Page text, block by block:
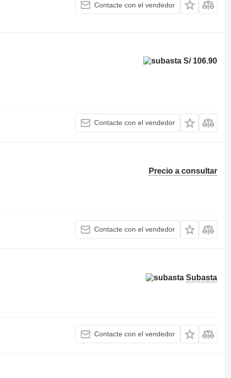
Contacte con el vendedor
S/ 106.90
Contacte con el vendedor
Precio a consultar
Contacte con el vendedor
Subasta
Contacte con el vendedor